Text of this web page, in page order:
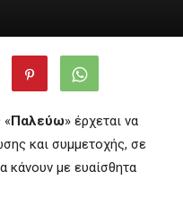
«Παλεύω» έρχεται να
και συμμετοχής, σε
κάνουν με ευαίσθητα